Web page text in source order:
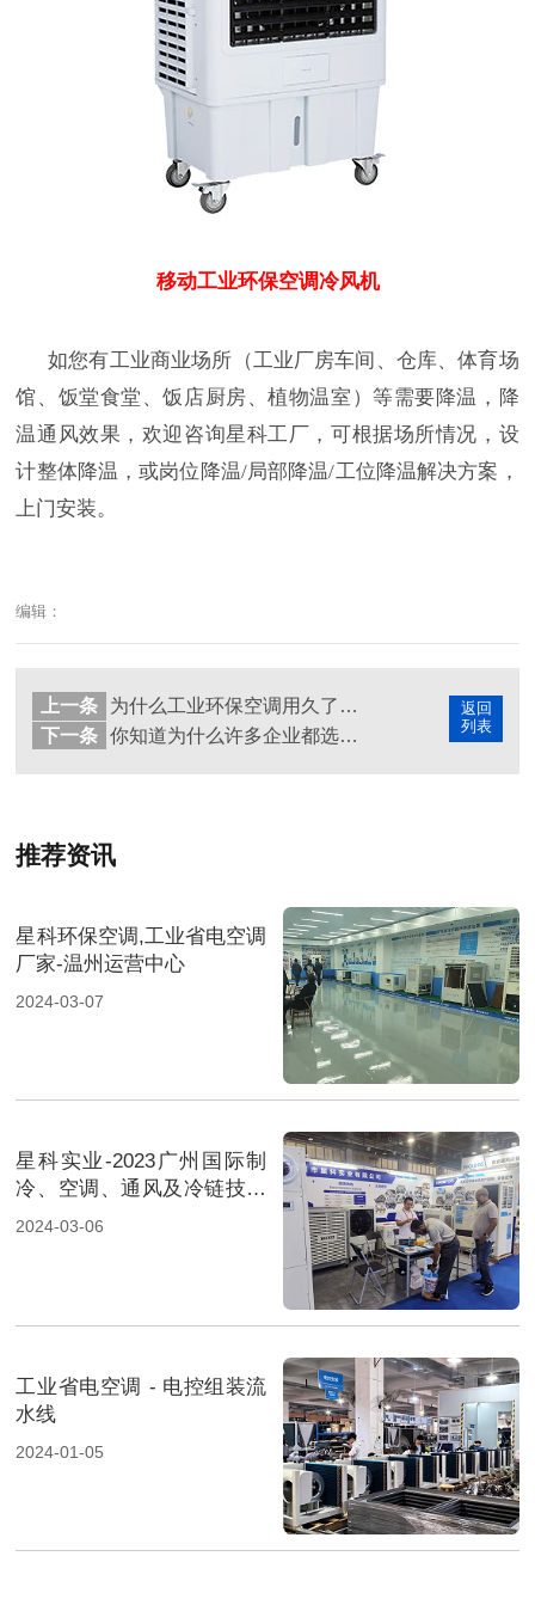
移动工业环保空调冷风机
如您有工业商业场所（工业厂房车间、仓库、体育场
馆、饭堂食堂、饭店厨房、植物温室）等需要降温，降
温通风效果，欢迎咨询星科工厂，可根据场所情况，设
计整体降温，或岗位降温/局部降温/工位降温解决方案，
上门安装。
编辑：
返回
列表
上一条
为什么工业环保空调用久了会有异味，你知道为什么吗
下一条
你知道为什么许多企业都选择使用工业环保空调为车间降温吗
推荐资讯
星科环保空调,工业省电空调
厂家-温州运营中心
2024-03-07
星科实业-2023广州国际制
冷、空调、通风及冷链技术
展览会-2
2024-03-06
工业省电空调 - 电控组装流
水线
2024-01-05